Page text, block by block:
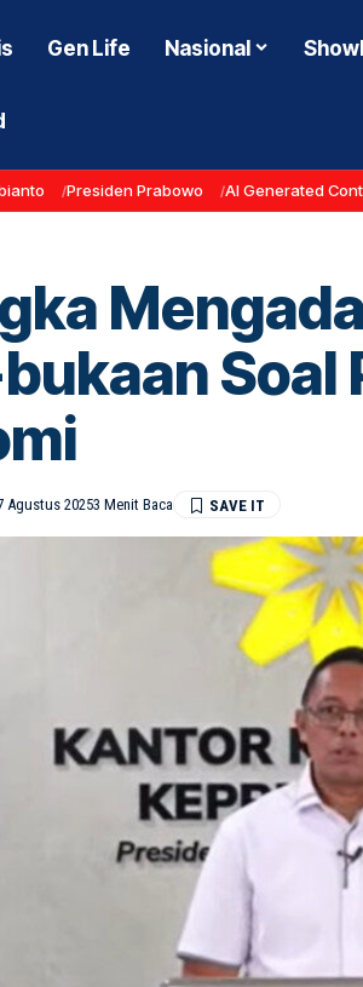
Gen Life Nasional
Presiden Prabowo AI Generated
Agustus 20253 Menit Baca